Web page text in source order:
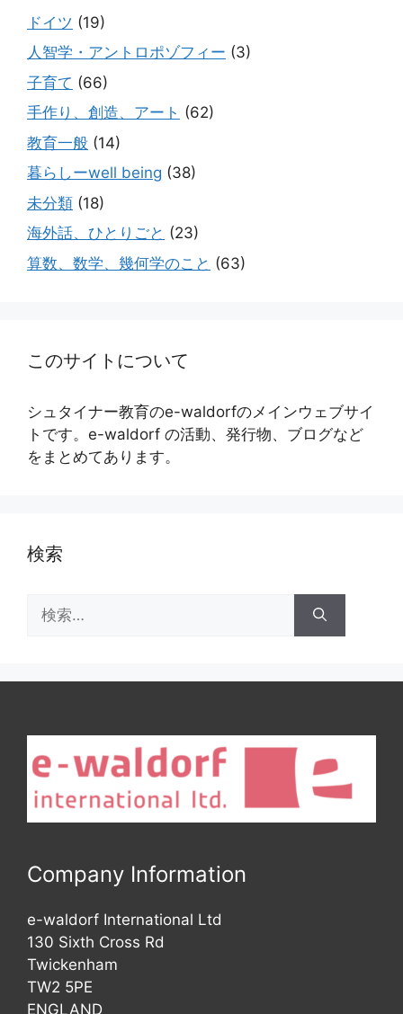
ドイツ (19)
人智学・アントロポゾフィー (3)
子育て (66)
手作り、創造、アート (62)
教育一般 (14)
暮らしーwell being (38)
未分類 (18)
海外話、ひとりごと (23)
算数、数学、幾何学のこと (63)
このサイトについて
シュタイナー教育のe-waldorfのメインウェブサイ
トです。e-waldorf の活動、発行物、ブログなど
をまとめてあります。
検索
索:
Company Information
e-waldorf International Ltd
130 Sixth Cross Rd
Twickenham
TW2 5PE
ENGLAND